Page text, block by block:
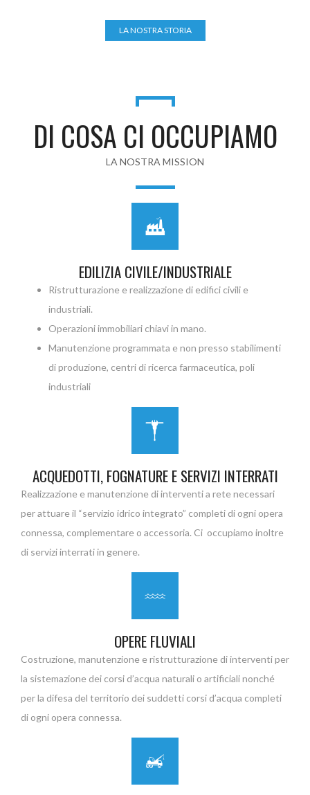
LA NOSTRA STORIA
DI COSA CI OCCUPIAMO
LA NOSTRA MISSION
EDILIZIA CIVILE/INDUSTRIALE
Ristrutturazione e realizzazione di edifici civili e
industriali.
Operazioni immobiliari chiavi in mano.
Manutenzione programmata e non presso stabilimenti
di produzione, centri di ricerca farmaceutica, poli
industriali
ACQUEDOTTI, FOGNATURE E SERVIZI INTERRATI
Realizzazione e manutenzione di interventi a rete necessari
per attuare il “servizio idrico integrato” completi di ogni opera
connessa, complementare o accessoria. Ci occupiamo inoltre
di servizi interrati in genere.
OPERE FLUVIALI
Costruzione, manutenzione e ristrutturazione di interventi per
la sistemazione dei corsi d’acqua naturali o artificiali nonché
per la difesa del territorio dei suddetti corsi d’acqua completi
di ogni opera connessa.